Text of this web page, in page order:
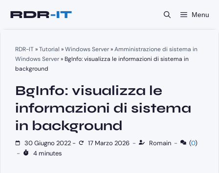
Menu
RDR-IT»Tutorial »Windows Server»Amministrazione di sistema in
Windows Server» BgInfo: visualizza le informazioni di sistema in
background
BgInfo: visualizza le
informazioni di sistema
in background
30 Giugno 2022 - 17 Marzo 2026 - Romain - (0)
-
4 minutes